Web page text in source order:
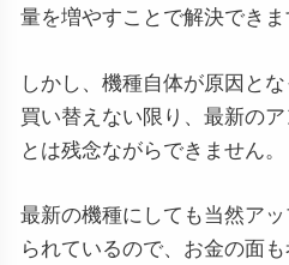
量を増やすことで解決できま
しかし、機種自体が原因と
買い替えない限り、最新の
とは残念ながらできません。
最新の機種にしても当然ア
られているので、お金の面